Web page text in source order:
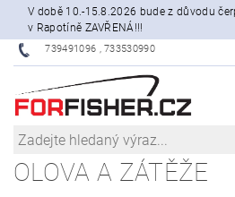
V době 10.-15.8.2026 bude z důvodu
v Rapotíně ZAVŘENÁ!!!
739491096 , 733530990
OLOVA A ZÁTĚŽE